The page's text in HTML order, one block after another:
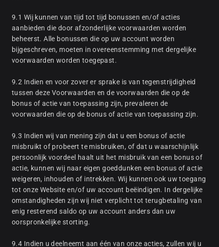
9.1 Wij kunnen van tijd tot tijd bonussen en/of acties
aanbieden die door afzonderlijke voorwaarden worden
beheerst. Alle bonussen die op uw account worden
bijgeschreven, moeten in overeenstemming met dergelijke
voorwaarden worden toegepast.
9.2 Indien en voor zover er sprake is van tegenstrijdigheid
tussen deze Voorwaarden en de voorwaarden die op de
bonus of actie van toepassing zijn, prevaleren de
voorwaarden die op de bonus of actie van toepassing zijn.
9.3 Indien wij van mening zijn dat u een bonus of actie
misbruikt of probeert te misbruiken, of dat u waarschijnlijk
persoonlijk voordeel haalt uit het misbruik van een bonus of
actie, kunnen wij naar eigen goeddunken een bonus of actie
weigeren, inhouden of intrekken. Wij kunnen ook uw toegang
tot onze Website en/of uw account beëindigen. In dergelijke
omstandigheden zijn wij niet verplicht tot terugbetaling van
enig resterend saldo op uw account anders dan uw
oorspronkelijke storting.
9.4 Indien u deelneemt aan één van onze acties, zullen wij u